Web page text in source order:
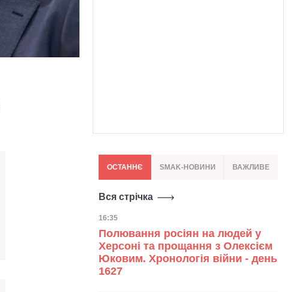
ОСТАННЄ SMAK-НОВИНИ ВАЖЛИВЕ
Вся стрічка
Дата публікації
16:35
Полювання росіян на людей у
Херсоні та прощання з Олексієм
Юковим. Хронологія війни - день
1627